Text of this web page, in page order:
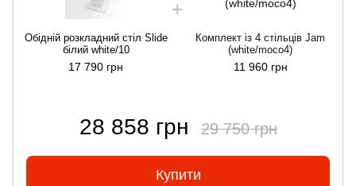
Обідній розкладний стіл Slide
білий white/10
17 790 грн
Комплект із 4 стільців Jam
(white/moco4)
11 960 грн
28 858 грн 29 750 грн
Купити